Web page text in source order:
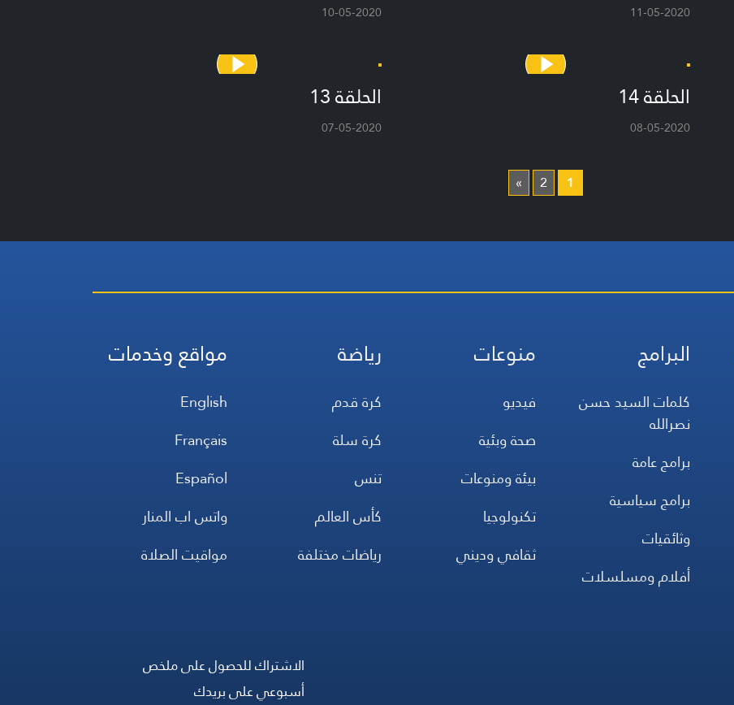
11-05-2020
10-05-2020
الحلقة 14
08-05-2020
الحلقة 13
07-05-2020
1
2
»
البرامج
كلمات السيد حسن
نصرالله
برامج عامة
برامج سياسية
وثائقيات
أفلام ومسلسلات
منوعات
فيديو
صحة وبئية
بيئة ومنوعات
تكنولوجيا
ثقافي وديني
رياضة
كرة قدم
كرة سلة
تنس
كأس العالم
رياضات مختلفة
مواقع وخدمات
English
Français
Español
واتس اب المنار
مواقيت الصلاة
الاشتراك للحصول على ملخص
أسبوعي على بريدك